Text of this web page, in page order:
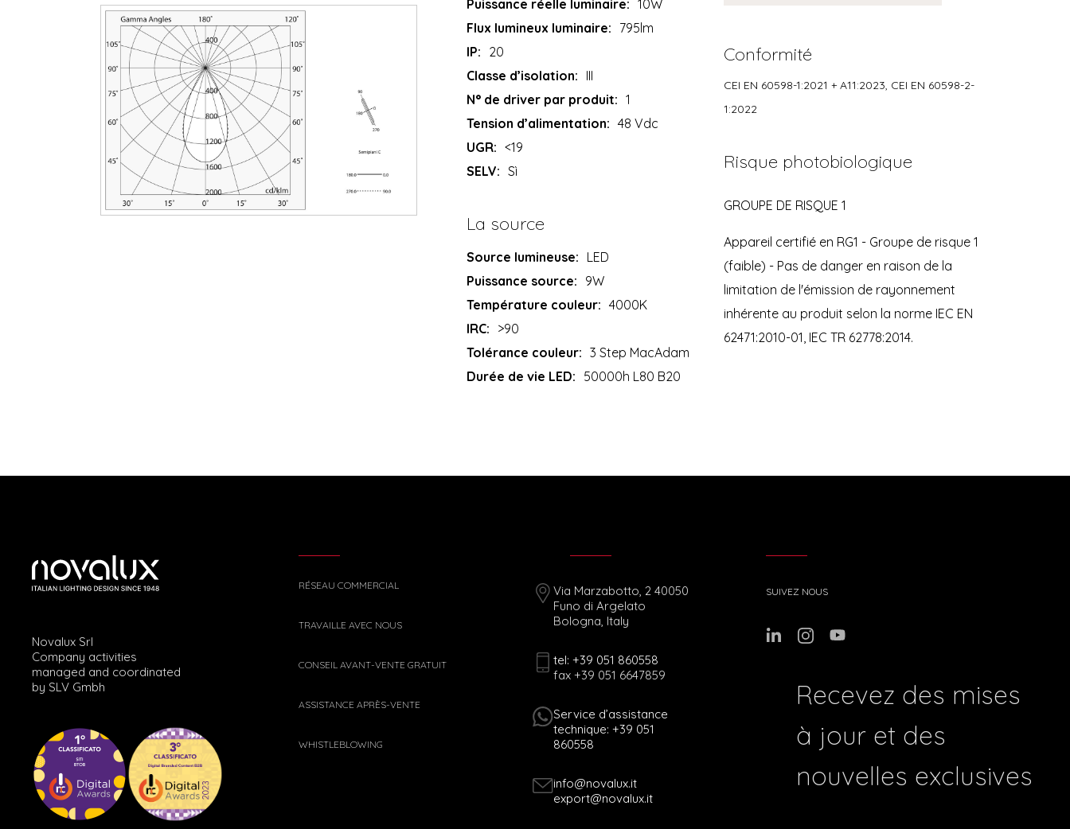
Puissance réelle luminaire: 10W
Flux lumineux luminaire: 795lm
IP: 20
Classe d’isolation: III
N° de driver par produit: 1
Tension d’alimentation: 48 Vdc
UGR: <19
SELV: Sì
La source
Source lumineuse: LED
Puissance source: 9W
Température couleur: 4000K
IRC: >90
Tolérance couleur: 3 Step MacAdam
Durée de vie LED: 50000h L80 B20
Conformité
CEI EN 60598-1:2021 + A11:2023, CEI EN 60598-2-
1:2022
Risque photobiologique
GROUPE DE RISQUE 1
Appareil certifié en RG1 - Groupe de risque 1
(faible) - Pas de danger en raison de la
limitation de l'émission de rayonnement
inhérente au produit selon la norme IEC EN
62471:2010-01, IEC TR 62778:2014.
Novalux Srl
Company activities
managed and coordinated
by SLV Gmbh
RÉSEAU COMMERCIAL
TRAVAILLE AVEC NOUS
CONSEIL AVANT-VENTE GRATUIT
ASSISTANCE APRÈS-VENTE
WHISTLEBLOWING
Via Marzabotto, 2 40050
Funo di Argelato
Bologna, Italy
tel: +39 051 860558
fax +39 051 6647859
Service d’assistance
technique: +39 051
860558
info@novalux.it
export@novalux.it
SUIVEZ NOUS
Recevez des mises
à jour et des
nouvelles exclusives